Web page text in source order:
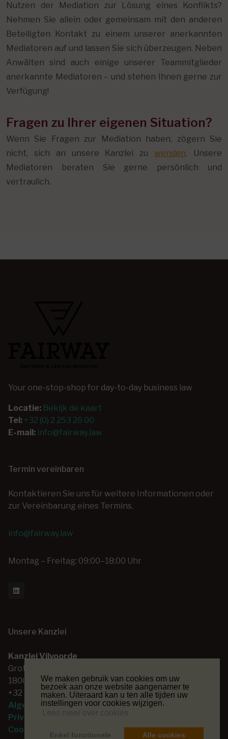
We maken gebruik van cookies om uw
bezoek aan onze website aangenamer te
maken. Uiteraard kan u ten alle tijden uw
instellingen voor cookies wijzigen.
Enkel functionele Alle cookies
Nutzen der Mediation zur Lösung eines Konflikts?
Nehmen Sie allein oder gemeinsam mit den anderen
Beteiligten Kontakt zu einem unserer anerkannten
Mediatoren auf und lassen Sie sich überzeugen. Neben
Anwälten sind auch einige unserer Teammitglieder
anerkannte Mediatoren – und stehen Ihnen gerne zur
Verfügung!
Fragen zu Ihrer eigenen Situation?
Wenn Sie Fragen zur Mediation haben, zögern Sie
nicht, sich an unsere Kanzlei zuwenden. Unsere
Mediatoren beraten Sie gerne persönlich und
vertraulich.
Your one-stop-shop for day-to-day business law
Locatie: Bekijk de kaart
Tel: +32 (0) 2 253 26 00
E-mail: info@fairway.law
Termin vereinbaren
Kontaktieren Sie uns für weitere Informationen oder
zur Vereinbarung eines Termins.
info@fairway.law
Montag – Freitag: 09:00–18:00 Uhr
Unsere Kanzlei
Kanzlei Vilvoorde
Grote Markt 14
1800 Vilvoorde
+32 (0) 2 253 26 00
Algemene voorwaarden
Privacyverklaring
Cookieverklaring